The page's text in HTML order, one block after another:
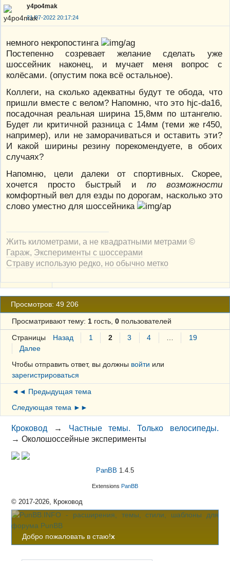
y4po4mak
21-07-2022 20:17:24
немного некропостинга
Постепенно созревает желание сделать уже
шоссейник наконец, и мучает меня вопрос с
колёсами. (опустим пока всё остальное).
Коллеги, на сколько адекватны будут те обода, что
пришли вместе с велом? Напомню, что это hjc-da16,
посадочная реальная ширина 15,8мм по штангелю.
Будет ли критичной разница с 14мм (теми же r450,
например), или не заморачиваться и оставить эти?
И какой ширины резину порекомендуете, в обоих
случаях?
Напомню, цели далеки от спортивных. Скорее,
хочется просто быстрый и по возможности
комфортный вел для езды по дорогам, насколько это
слово уместно для шоссейника
Жить километрами, а не квадратными метрами ©
Гараж, Эксперименты с шоссерами
Страву использую редко, но обычно метко
Просмотров: 49 206
Просматривают тему: 1гость, 0пользователей
Страницы Назад 1 2 3 4
19
Далее
Чтобы отправить ответ, вы должны войти или
зарегистрироваться
◄◄ Предыдущая тема
Следующая тема ►►
Кроковод → Частные темы. Только велосипеды.
→Околошоссейные эксперименты
PanBB 1.4.5
Extensions PanBB
© 2017-2026, Кроковод
Добро пожаловать в стаю!x